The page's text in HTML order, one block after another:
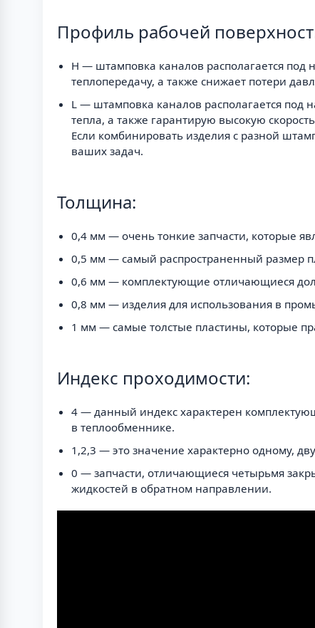
Профиль рабочей
H — штамповка каналов располагается
теплопередачу, а также снижает потери
L — штамповка каналов располагается под
тепла, а также гарантирую высокую
Если комбинировать изделия с разной
ваших задач.
Толщина:
0,4 мм — очень тонкие запчасти, которые
0,5 мм — самый распространенный размер
0,6 мм — комплектующие отличающиеся
0,8 мм — изделия для использования в
1 мм — самые толстые пластины, которые
Индекс проходимости:
4 — данный индекс характерен
в теплообменнике.
1,2,3 — это значение характерно одному,
0 — запчасти, отличающиеся четырьмя
жидкостей в обратном направлении.